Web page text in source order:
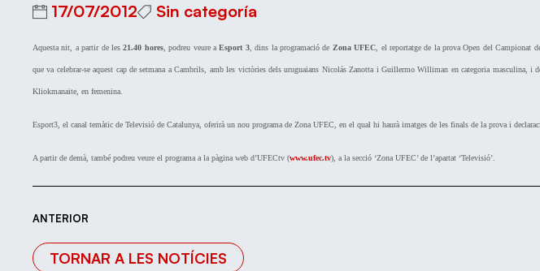
17/07/2012 Sin categoría
Aquesta nit, a partir de les21.40 hores, podreu veure aEsport 3, dins la programació de Zona UFEC , el reportatge de la prova Open del Campionat
que va celebrar-se aquest cap de setmana a Cambrils, amb les victòries dels uruguaians Nicolás Zanotta i Guillermo Williman en categoria masculina, i
Kliokmanaite, en femenina.
Esport3, el canal temàtic de Televisió de Catalunya, oferirà un nou programa de Zona UFEC, en el qual hi haurà imatges de les finals de la prova i
A partir de demà, també podreu veure el programa a la pàgina web d’UFECtv (www.ufec.tv), a la secció ‘Zona UFEC’ de l’apartat ‘Televisió’.
ANTERIOR
TORNAR A LES NOTÍCIES